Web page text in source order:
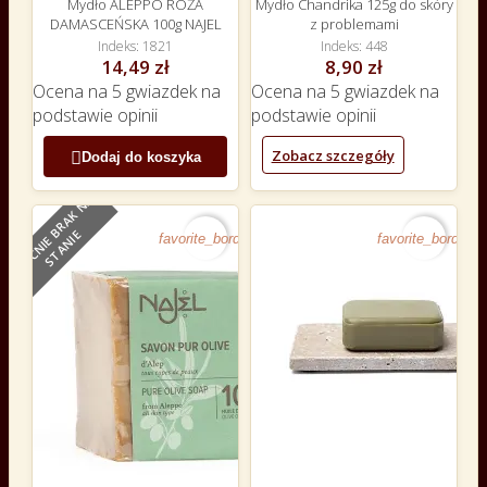
Mydło ALEPPO RÓŻA
DAMASCEŃSKA 100g NAJEL
Indeks 1821
14,49 zł
Ocena na 5 gwiazdek na
podstawie opinii
Dodaj do koszyka
Mydło Chandrika 125g do skóry
z problemami
Indeks 448
8,90 zł
Ocena na 5 gwiazdek na
podstawie opinii
Zobacz szczegóły
O
B
E
C
N
I
E
B
R
A
K
N
A
S
T
A
N
I
E favorite_border favorite_border